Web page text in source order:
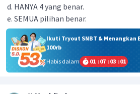
HANYA 4 yang benar.
SEMUA pilihan benar.
Ikuti Tryout SNBT & Menangkan
100rb
Habis dalam
01 :07 :03 :01